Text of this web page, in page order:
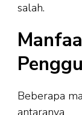
salah.
Beberapa